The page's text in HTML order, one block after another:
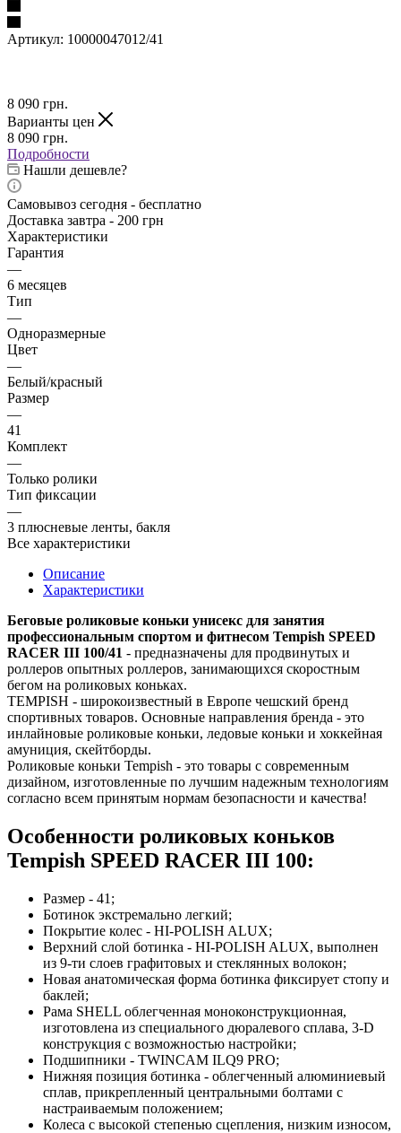
Артикул: 10000047012/41
8 090 грн.
Варианты цен
8 090 грн.
Подробности
Нашли дешевле?
Самовывоз сегодня - бесплатно
Доставка завтра - 200 грн
Характеристики
Гарантия
—
6 месяцев
Тип
—
Одноразмерные
Цвет
—
Белый/красный
Размер
—
41
Комплект
—
Только ролики
Тип фиксации
—
3 плюсневые ленты, бакля
Все характеристики
Описание
Характеристики
Беговые роликовые коньки унисекс для занятия
профессиональным спортом и фитнесом Tempish SPEED
RACER III 100/41 - предназначены для продвинутых и
роллеров опытных роллеров, занимающихся скоростным
бегом на роликовых коньках.
TEMPISH - широкоизвестный в Европе чешский бренд
спортивных товаров. Основные направления бренда - это
инлайновые роликовые коньки, ледовые коньки и хоккейная
амуниция, скейтборды.
Роликовые коньки Tempish - это товары с современным
дизайном, изготовленные по лучшим надежным технологиям
согласно всем принятым нормам безопасности и качества!
Особенности роликовых коньков
Tempish SPEED RACER III 100:
Размер - 41;
Ботинок экстремально легкий;
Покрытие колес - HI-POLISH ALUX;
Верхний слой ботинка - HI-POLISH ALUX, выполнен
из 9-ти слоев графитовых и стеклянных волокон;
Новая анатомическая форма ботинка фиксирует стопу и
баклей;
Рама SHELL облегченная моноконструкционная,
изготовлена из специального дюралевого сплава, 3-D
конструкция с возможностью настройки;
Подшипники - TWINCAM ILQ9 PRO;
Нижняя позиция ботинка - облегченный алюминиевый
сплав, прикрепленный центральными болтами с
настраиваемым положением;
Колеса с высокой степенью сцепления, низким износом,